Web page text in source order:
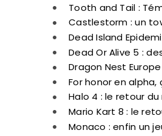
Tooth and Tail :
Castlestorm : un
Dead Island
Dead Or Alive 5 :
Dragon Nest
For honor en alpha,
Halo 4 : le retour
Mario Kart 8 : le
Monaco : enfin un